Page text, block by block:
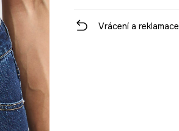
Vrácení a reklamace